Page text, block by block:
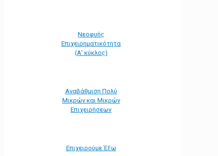
Νεοφυής
Επιχειρηματικότητα
(Α' κύκλος)
Αναβάθμιση Πολύ
Μικρών και Μικρών
Επιχειρήσεων
Επιχειρούμε Έξω